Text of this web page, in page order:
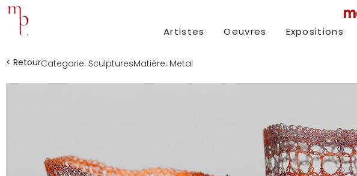
Artistes Oeuvres Expositions
< RetourCategorie: SculpturesMatière: Metal